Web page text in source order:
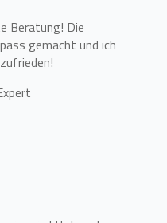
Beratung! Die
gemacht und ich